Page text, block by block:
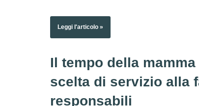
Leggi l'articolo »
Il tempo della
scelta di servizio alla
responsabili